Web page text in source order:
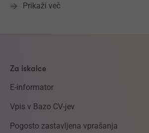
Prikaži več
Za iskalce
E-informator
Vpis v Bazo CV-jev
Pogosto zastavljena vprašanja